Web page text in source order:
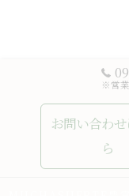
※営
お問い合わ
ら